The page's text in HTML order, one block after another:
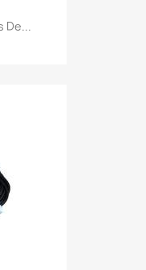
De...